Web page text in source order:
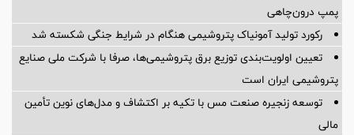
پمپ درون‌چاهی
رکورد تولید آمونیاک پتروشیمی هنگام در شرایط جنگی شکسته شد
تعیین اولویت‌بندی توزیع برق پتروشیمی‌ها، صرفا با شرکت ملی صنایع
پتروشیمی ایران است
توسعه زنجیره صنعت مس با تکیه بر اکتشاف و مدل‌های نوین تأمین
مالی